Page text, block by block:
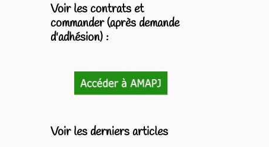
Voir les contrats et
commander (après demande
d'adhésion) :
Voir les derniers articles